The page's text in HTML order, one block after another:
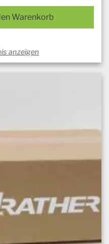
Warenkorb
anzeigen